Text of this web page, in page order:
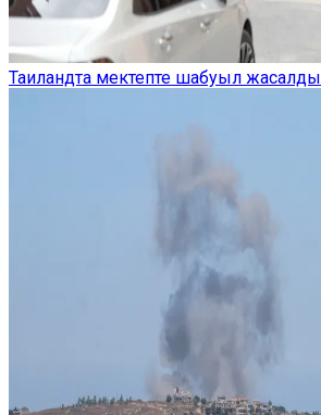
Таиландта мектепте шабуыл жасалды